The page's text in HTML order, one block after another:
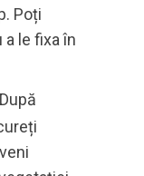
Poți
le fixa în